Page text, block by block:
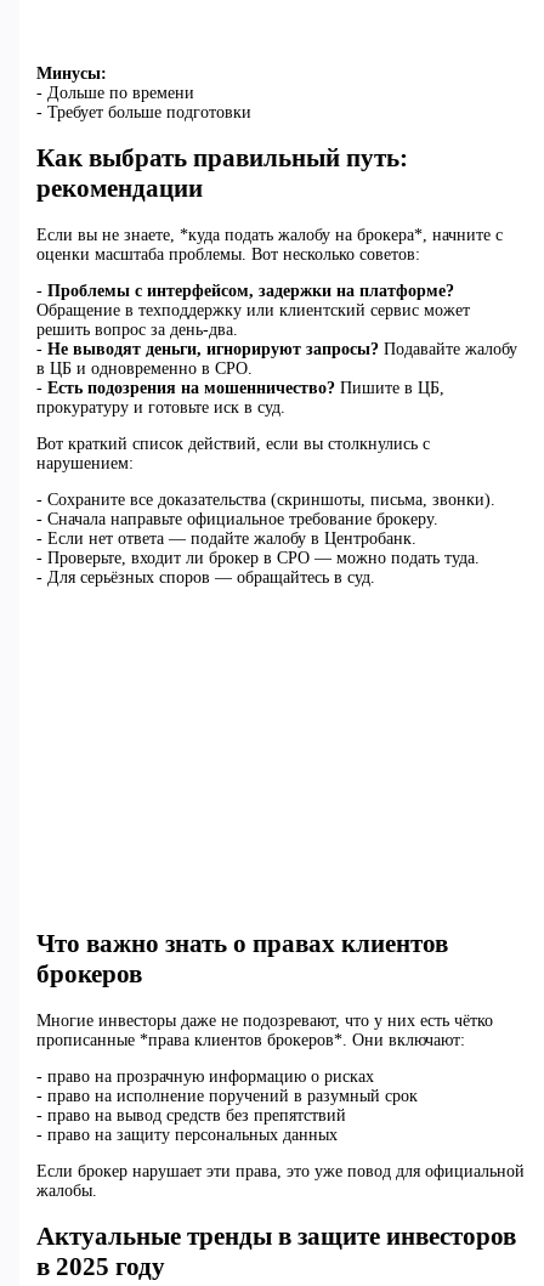
Минусы:
- Дольше по времени
- Требует больше подготовки
Как выбрать правильный путь:
рекомендации
Если вы не знаете, *куда подать жалобу на брокера*, начните с
оценки масштаба проблемы. Вот несколько советов:
- Проблемы с интерфейсом, задержки на платформе?
Обращение в техподдержку или клиентский сервис может
решить вопрос за день-два.
- Не выводят деньги, игнорируют запросы?Подавайте жалобу
в ЦБ и одновременно в СРО.
- Есть подозрения на мошенничество?Пишите в ЦБ,
прокуратуру и готовьте иск в суд.
Вот краткий список действий, если вы столкнулись с
нарушением:
- Сохраните все доказательства (скриншоты, письма, звонки).
- Сначала направьте официальное требование брокеру.
- Если нет ответа — подайте жалобу в Центробанк.
- Проверьте, входит ли брокер в СРО — можно подать туда.
- Для серьёзных споров — обращайтесь в суд.
Что важно знать о правах клиентов
брокеров
Многие инвесторы даже не подозревают, что у них есть чётко
прописанные *права клиентов брокеров*. Они включают:
- право на прозрачную информацию о рисках
- право на исполнение поручений в разумный срок
- право на вывод средств без препятствий
- право на защиту персональных данных
Если брокер нарушает эти права, это уже повод для официальной
жалобы.
Актуальные тренды в защите инвесторов
в 2025 году